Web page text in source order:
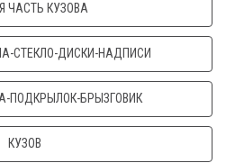
ЧАСТЬ КУЗОВА
СТЕКЛО-ДИСКИ-НАДПИСИ
ПОДКРЫЛОК-БРЫЗГОВИК
КУЗОВ